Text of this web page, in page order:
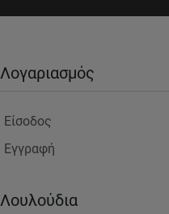
Λογαριασμός
Είσοδος
Εγγραφή
Λουλούδια